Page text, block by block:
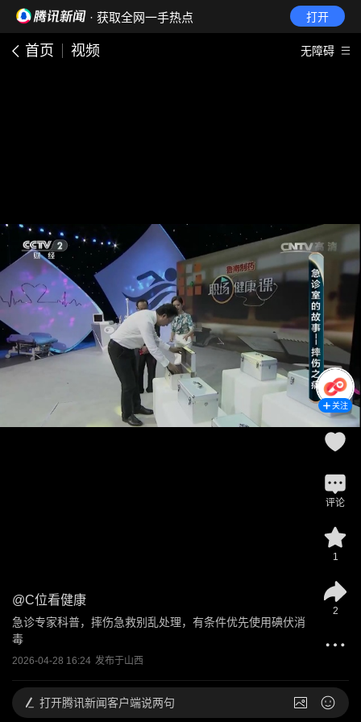
· 获取全网一手热点 打开
首页 视频 无障碍
@C位看健康
急诊专家科普，摔伤急救别乱处理，有条件优先使用碘伏消
毒
2026-04-28 16:24 发布于山西
关注
评论
1
2
打开腾讯新闻客户端说两句